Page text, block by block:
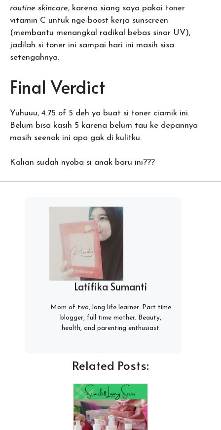
routine skincare, karena siang saya pakai toner
vitamin C untuk nge-boost kerja sunscreen
(membantu menangkal radikal bebas sinar UV),
jadilah si toner ini sampai hari ini masih sisa
setengahnya.
Final Verdict
Yuhuuu, 4.75 of 5 deh ya buat si toner ciamik ini.
Belum bisa kasih 5 karena belum tau ke depannya
masih seenak ini apa gak di kulitku.
Kalian sudah nyoba si anak baru ini???
Latifika Sumanti
Mom of two, long life learner. Part time
blogger, full time mother. Beauty,
health, and parenting enthusiast
Related Posts: